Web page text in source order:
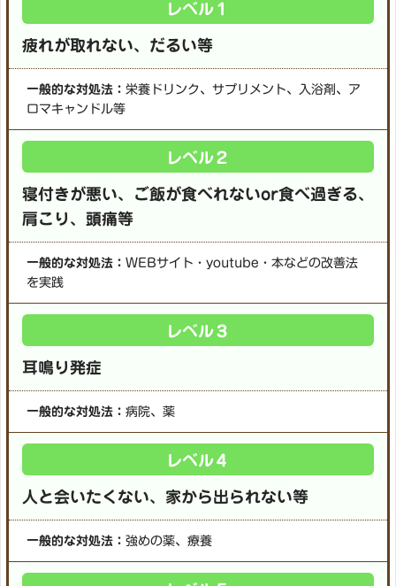
レベル１
疲れが取れない、だるい等
一般的な対処法： 栄養ドリンク、サプリメント、入浴剤、ア
ロマキャンドル等
レベル２
寝付きが悪い、ご飯が食べれないor食べ過ぎる、
肩こり、頭痛等
一般的な対処法： WEBサイト・youtube・本などの改善法
を実践
レベル３
耳鳴り発症
一般的な対処法： 病院、薬
レベル４
人と会いたくない、家から出られない等
一般的な対処法： 強めの薬、療養